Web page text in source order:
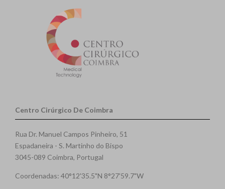
Centro Cirúrgico De Coimbra
Rua Dr. Manuel Campos Pinheiro, 51
Espadaneira - S. Martinho do Bispo
3045-089 Coimbra, Portugal
Coordenadas: 40°12'35.5"N 8°27'59.7"W